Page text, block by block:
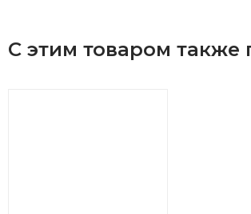
С этим товаром также